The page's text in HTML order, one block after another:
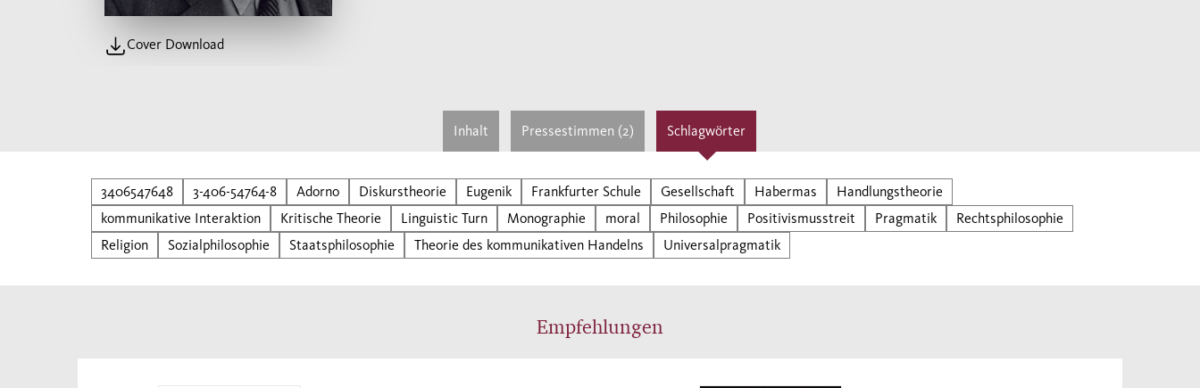
Cover Download
Inhalt Pressestimmen (2) Schlagwörter
3406547648 3-406-54764-8 Adorno Diskurstheorie Eugenik Frankfurter Schule Gesellschaft Habermas
Handlungstheorie
kommunikative Interaktion
Kritische Theorie Linguistic Turn Monographie moral Philosophie Positivismusstreit Pragmatik
Rechtsphilosophie
Religion
Sozialphilosophie Staatsphilosophie Theorie des kommunikativen Handelns Universalpragmatik
Empfehlungen